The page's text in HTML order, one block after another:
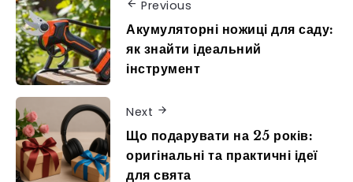
Previous
Акумуляторні ножиці для саду:
як знайти ідеальний
інструмент
Next
Що подарувати на 25 років:
оригінальні та практичні ідеї
для свята